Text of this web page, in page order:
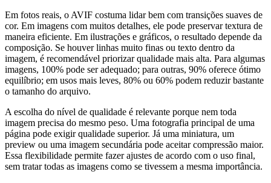
Em fotos reais, o AVIF costuma lidar bem com transições suaves de
cor. Em imagens com muitos detalhes, ele pode preservar textura de
maneira eficiente. Em ilustrações e gráficos, o resultado depende da
composição. Se houver linhas muito finas ou texto dentro da
imagem, é recomendável priorizar qualidade mais alta. Para algumas
imagens, 100% pode ser adequado; para outras, 90% oferece ótimo
equilíbrio; em usos mais leves, 80% ou 60% podem reduzir bastante
o tamanho do arquivo.
A escolha do nível de qualidade é relevante porque nem toda
imagem precisa do mesmo peso. Uma fotografia principal de uma
página pode exigir qualidade superior. Já uma miniatura, um
preview ou uma imagem secundária pode aceitar compressão maior.
Essa flexibilidade permite fazer ajustes de acordo com o uso final,
sem tratar todas as imagens como se tivessem a mesma importância.